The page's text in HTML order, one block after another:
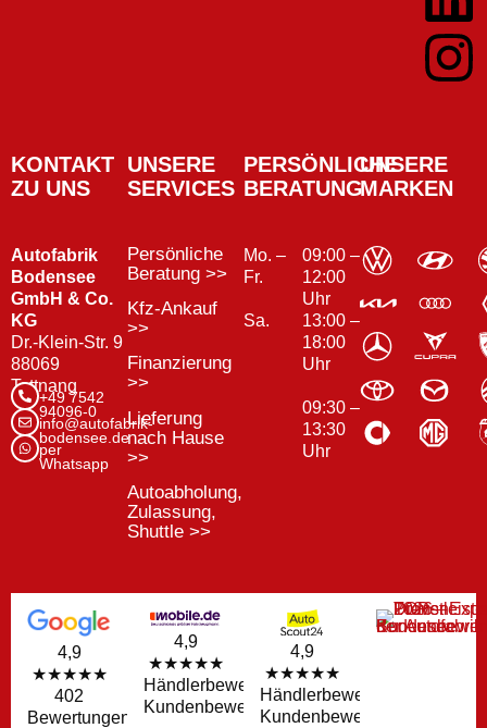
KONTAKT
ZU UNS
Autofabrik
Bodensee
GmbH & Co.
KG
Dr.-Klein-Str. 9
88069
Tettnang
+49 7542
94096-0
info@autofabrik-
bodensee.de
per
Whatsapp
UNSERE
SERVICES
Persönliche
Beratung >>
Kfz-Ankauf
>>
Finanzierung
>>
Lieferung
nach Hause
>>
Autoabholung,
Zulassung,
Shuttle >>
PERSÖNLICHE
BERATUNG
Mo. –
Fr.
Sa.
09:00 –
12:00
Uhr
13:00 –
18:00
Uhr
09:30 –
13:30
Uhr
UNSERE
MARKEN
4,9
★★★★★
402
Bewertungen
4,9
★★★★★
Händlerbewertungen
Kundenbewertungen
4,9
★★★★★
Händlerbewertungen
Kundenbewertungen